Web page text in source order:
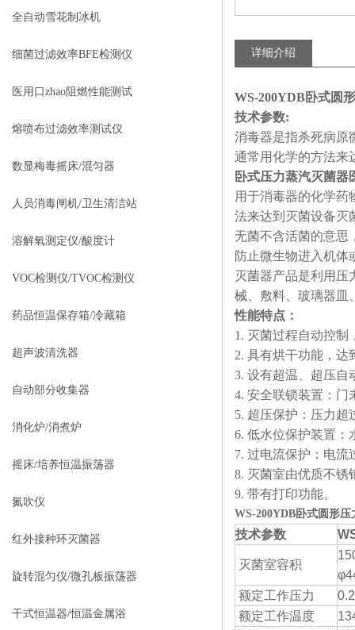
全自动雪花制冰机
细菌过滤效率BFE检测仪
医用口zhao阻燃性能测试
熔喷布过滤效率测试仪
数显梅毒摇床/混匀器
人员消毒闸机/卫生清洁站
溶解氧测定仪/酸度计
VOC检测仪/TVOC检测仪
药品恒温保存箱/冷藏箱
超声波清洗器
自动部分收集器
消化炉/消煮炉
摇床/培养恒温振荡器
氮吹仪
红外接种环灭菌器
旋转混匀仪/微孔板振荡器
干式恒温器/恒温金属浴
详细介绍
WS-200YDB卧式圆
技术参数:
消毒器是指杀死病原
通常用化学的方法来
卧式压力蒸汽灭菌器
用于消毒器的化学药
法来达到灭菌设备灭
无菌不含活菌的意思
防止微生物进入机体
灭菌器产品是利用压
械、敷料、玻璃器皿
性能特点：
1. 灭菌过程自动控制
2. 具有烘干功能，达
3. 设有超温、超压自
4. 安全联锁装置：门
5. 超压保护：压力超
6. 低水位保护装置：
7. 过电流保护：电流
8. 灭菌室由优质不锈
9. 带有打印功能。
WS-200YDB卧式圆形压
技术参数
灭菌室容积
额定工作压力
额定工作温度